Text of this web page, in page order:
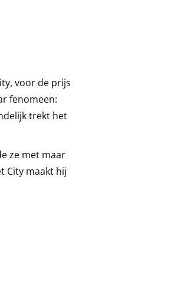
voor de prijs
fenomeen:
trekt het
ze met maar
City maakt hij